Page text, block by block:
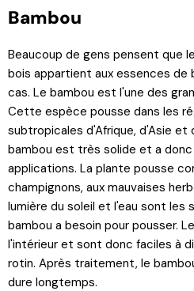
Bambou
Beaucoup de gens pensent que
bois appartient aux essences de
cas. Le bambou est l'une des
Cette espèce pousse dans les
subtropicales d'Afrique, d'Asie et
bambou est très solide et a
applications. La plante pousse
champignons, aux mauvaises
lumière du soleil et l'eau sont les
bambou a besoin pour pousser.
l'intérieur et sont donc faciles à
rotin. Après traitement, le
dure longtemps.